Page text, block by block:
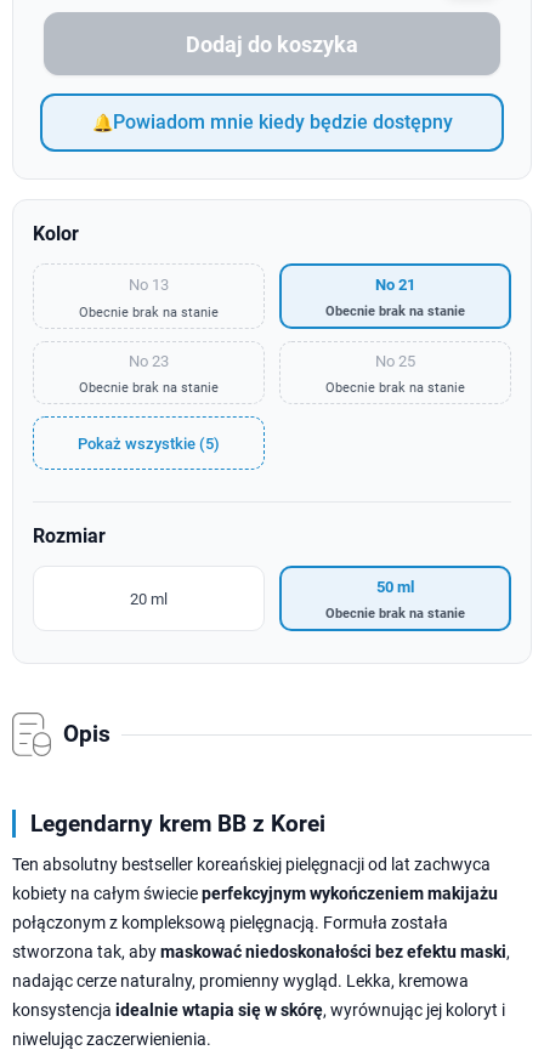
Dodaj do koszyka
Powiadom mnie kiedy będzie dostępny
Kolor
No 13
Obecnie brak na stanie
No 21
Obecnie brak na stanie
No 23
Obecnie brak na stanie
No 25
Obecnie brak na stanie
Pokaż wszystkie (5)
Rozmiar
20 ml
50 ml
Obecnie brak na stanie
Opis
Legendarny krem BB z Korei
Ten absolutny bestseller koreańskiej pielęgnacji od lat zachwyca
kobiety na całym świecieperfekcyjnym wykończeniem makijażu
połączonym z kompleksową pielęgnacją. Formuła została
stworzona tak, abymaskować niedoskonałości bez efektu maski,
nadając cerze naturalny, promienny wygląd. Lekka, kremowa
konsystencja idealnie wtapia się w skórę, wyrównując jej koloryt i
niwelując zaczerwienienia.